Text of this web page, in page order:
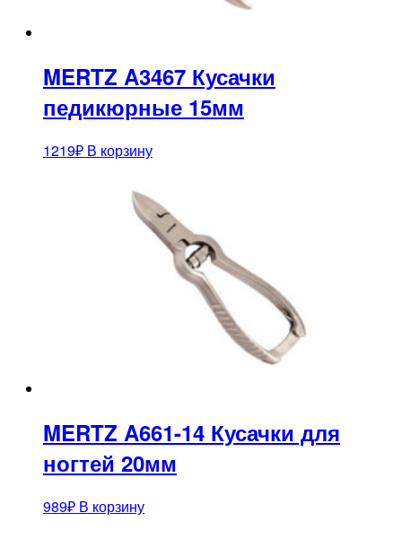
MERTZ A3467 Кусачки
педикюрные 15мм
1219₽ В корзину
MERTZ A661-14 Кусачки для
ногтей 20мм
989₽ В корзину